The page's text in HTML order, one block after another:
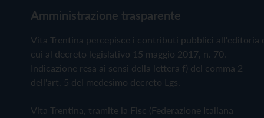
Amministrazione trasparente
Vita Trentina percepisce i contributi pubblici all'editoria
cui al decreto legislativo 15 maggio 2017, n. 70.
Indicazione resa ai sensi della lettera f) del comma 2
dell'art. 5 del medesimo decreto Lgs.
Vita Trentina, tramite la Fisc (Federazione Italiana